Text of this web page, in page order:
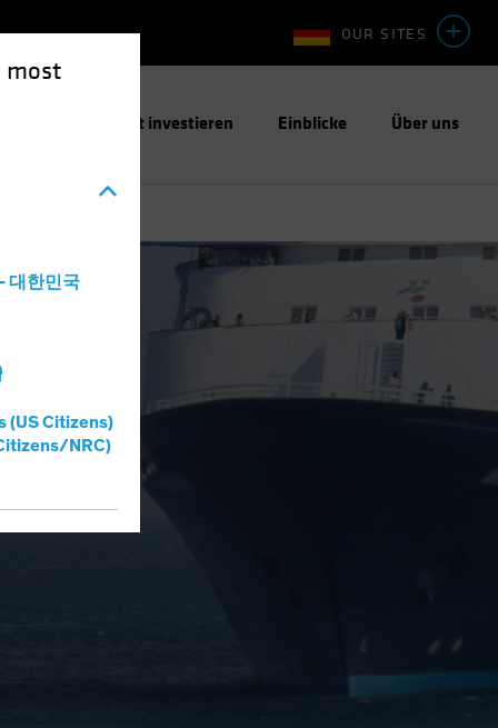
most
대한민국
(US Citizens)
NRC)
OUR SITES
investieren Einblicke Über uns